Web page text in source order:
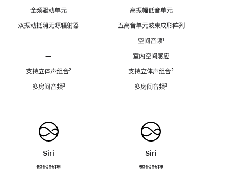
全频驱动单元
双振动抵消无源辐射器
—
—
支持立体声组合脚
²
多房间音频脚
³
Siri
高振幅低音单元
五高音单元波束成形阵列
空间音频脚
¹
室内空间感应
支持立体声组合脚
²
多房间音频脚
³
Siri